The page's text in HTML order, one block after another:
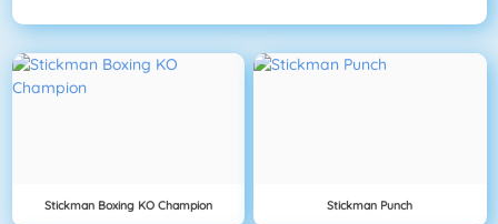
Stickman Boxing KO Champion Stickman Punch